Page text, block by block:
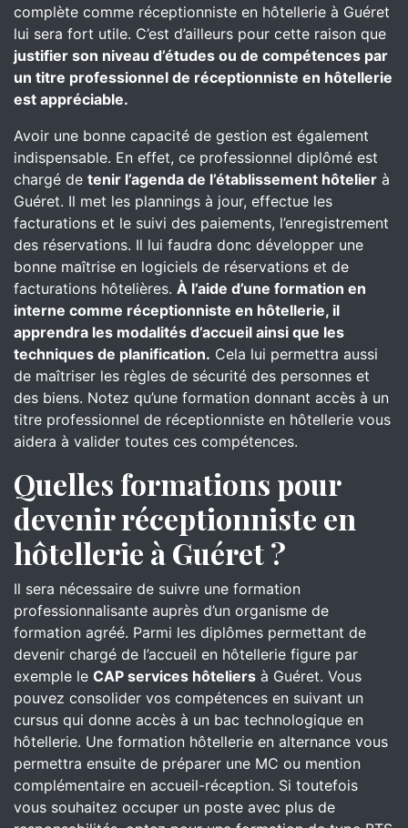
complète comme réceptionniste en hôtellerie à Guéret
lui sera fort utile. C’est d’ailleurs pour cette raison que
justifier son niveau d’études ou de compétences par
un titre professionnel de réceptionniste en hôtellerie
est appréciable.
Avoir une bonne capacité de gestion est également
indispensable. En effet, ce professionnel diplômé est
chargé de tenir l’agenda de l’établissement hôtelier à
Guéret. Il met les plannings à jour, effectue les
facturations et le suivi des paiements, l’enregistrement
des réservations. Il lui faudra donc développer une
bonne maîtrise en logiciels de réservations et de
facturations hôtelières. À l’aide d’une formation en
interne comme réceptionniste en hôtellerie, il
apprendra les modalités d’accueil ainsi que les
techniques de planification. Cela lui permettra aussi
de maîtriser les règles de sécurité des personnes et
des biens. Notez qu’une formation donnant accès à un
titre professionnel de réceptionniste en hôtellerie vous
aidera à valider toutes ces compétences.
Quelles formations pour
devenir réceptionniste en
hôtellerie à Guéret ?
Il sera nécessaire de suivre une formation
professionnalisante auprès d’un organisme de
formation agréé. Parmi les diplômes permettant de
devenir chargé de l’accueil en hôtellerie figure par
exemple le CAP services hôteliers à Guéret. Vous
pouvez consolider vos compétences en suivant un
cursus qui donne accès à un bac technologique en
hôtellerie. Une formation hôtellerie en alternance vous
permettra ensuite de préparer une MC ou mention
complémentaire en accueil-réception. Si toutefois
vous souhaitez occuper un poste avec plus de